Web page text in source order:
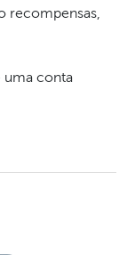
recompensas,
uma conta